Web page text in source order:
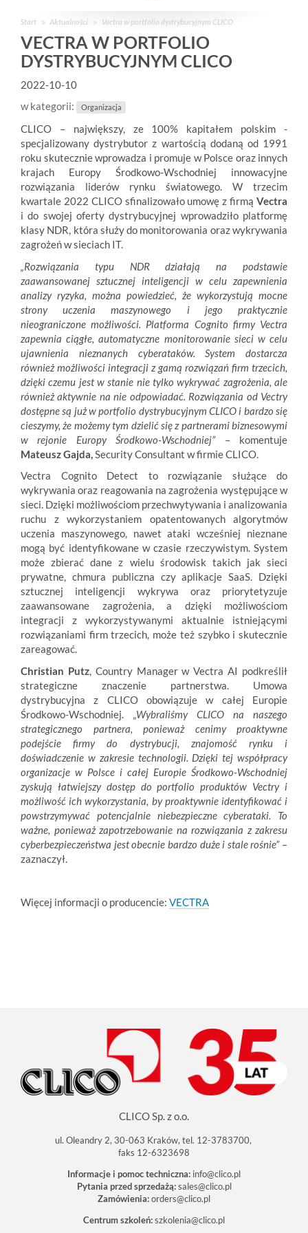
Start Aktualności Vectra w portfolio dystrybucyjnym CLICO
VECTRA W PORTFOLIO
DYSTRYBUCYJNYM CLICO
2022-10-10
w kategorii:
Organizacja
CLICO – największy, ze 100% kapitałem polskim -
specjalizowany dystrybutor z wartością dodaną od 1991
roku skutecznie wprowadza i promuje w Polsce oraz innych
krajach Europy Środkowo-Wschodniej innowacyjne
rozwiązania liderów rynku światowego. W trzecim
kwartale 2022 CLICO sfinalizowało umowę z firmą Vectra
i do swojej oferty dystrybucyjnej wprowadziło platformę
klasy NDR, która służy do monitorowania oraz wykrywania
zagrożeń w sieciach IT.
„Rozwiązania typu NDR działają na podstawie
zaawansowanej sztucznej inteligencji w celu zapewnienia
analizy ryzyka, można powiedzieć, że wykorzystują mocne
strony uczenia maszynowego i jego praktycznie
nieograniczone możliwości. Platforma Cognito firmy Vectra
zapewnia ciągłe, automatyczne monitorowanie sieci w celu
ujawnienia nieznanych cyberataków. System dostarcza
również możliwości integracji z gamą rozwiązań firm trzecich,
dzięki czemu jest w stanie nie tylko wykrywać zagrożenia, ale
również aktywnie na nie odpowiadać. Rozwiązania od Vectry
dostępne są już w portfolio dystrybucyjnym CLICO i bardzo się
cieszymy, że możemy tym dzielić się z partnerami biznesowymi
w rejonie Europy Środkowo-Wschodniej”– komentuje
Mateusz Gajda, Security Consultant w firmie CLICO.
Vectra Cognito Detect to rozwiązanie służące do
wykrywania oraz reagowania na zagrożenia występujące w
sieci. Dzięki możliwościom przechwytywania i analizowania
ruchu z wykorzystaniem opatentowanych algorytmów
uczenia maszynowego, nawet ataki wcześniej nieznane
mogą być identyfikowane w czasie rzeczywistym. System
może zbierać dane z wielu środowisk takich jak sieci
prywatne, chmura publiczna czy aplikacje SaaS. Dzięki
sztucznej inteligencji wykrywa oraz priorytetyzuje
zaawansowane zagrożenia, a dzięki możliwościom
integracji z wykorzystywanymi aktualnie istniejącymi
rozwiązaniami firm trzecich, może też szybko i skutecznie
zareagować.
Christian Putz, Country Manager w Vectra AI podkreślił
strategiczne znaczenie partnerstwa. Umowa
dystrybucyjna z CLICO obowiązuje w całej Europie
Środkowo-Wschodniej. „ Wybraliśmy CLICO na naszego
strategicznego partnera, ponieważ cenimy proaktywne
podejście firmy do dystrybucji, znajomość rynku i
doświadczenie w zakresie technologii. Dzięki tej współpracy
organizacje w Polsce i całej Europie Środkowo-Wschodniej
zyskują łatwiejszy dostęp do portfolio produktów Vectry i
możliwość ich wykorzystania, by proaktywnie identyfikować i
powstrzymywać potencjalnie niebezpieczne cyberataki. To
ważne, ponieważ zapotrzebowanie na rozwiązania z zakresu
cyberbezpieczeństwa jest obecnie bardzo duże i stale rośnie” –
zaznaczył.
Więcej informacji o producencie: VECTRA
CLICO Sp. z o.o.
ul. Oleandry 2, 30-063 Kraków, tel. 12-3783700,
faks 12-6323698
Informacje i pomoc techniczna: info@clico.pl
Pytania przed sprzedażą: sales@clico.pl
Zamówienia:orders@clico.pl
Centrum szkoleń:szkolenia@clico.pl